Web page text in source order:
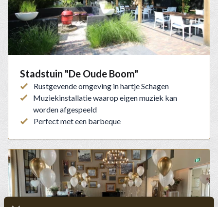
Stadstuin "De Oude Boom"
Rustgevende omgeving in hartje Schagen
Muziekinstallatie waarop eigen muziek kan
worden afgespeeld
Perfect met een barbeque